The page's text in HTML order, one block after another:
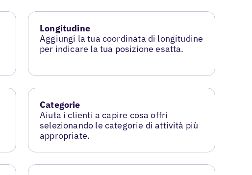
Longitudine
Aggiungi la tua coordinata di longitudine
per indicare la tua posizione esatta.
Categorie
Aiuta i clienti a capire cosa offri
selezionando le categorie di attività più
appropriate.